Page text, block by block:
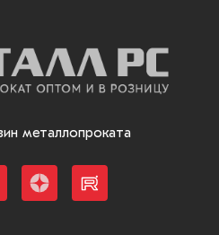
металлопроката